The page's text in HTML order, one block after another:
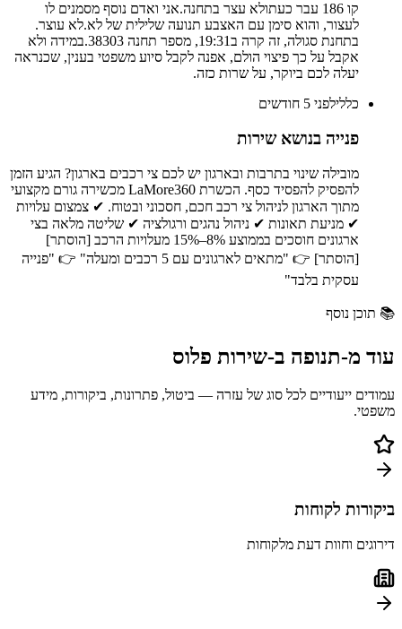
קו 186 עבר כעתולא עצר בתחנה.אני ואדם נוסף מסמנים לו
לעצור, והוא סימן עם האצבע תנועה שלילית של לא.לא עוצר.
בתחנת סגולה, זה קרה ב19:31, מספר תחנה 38303.במידה ולא
אקבל על כך פיצוי הולם, אפנה לקבל סיוע משפטי בענין, שכנראה
יעלה לכם ביוקר, על שרות כזה.
כללילפני 5 חודשים
פנייה בנושא שירות
מובילה שינוי בתרבות ובארגון יש לכם צי רכבים בארגון? הגיע הזמן
להפסיק להפסיד כסף. הכשרת LaMore360 מכשירה גורם מקצועי
מתוך הארגון לניהול צי רכב חכם, חסכוני ובטוח. ✔ צמצום עלויות
✔ מניעת תאונות ✔ ניהול נהגים ורגולציה ✔ שליטה מלאה בצי
ארגונים חוסכים בממוצע 8%–15% מעלויות הרכב [הוסתר]
[הוסתר] 👉 "מתאים לארגונים עם 5 רכבים ומעלה" 👉 "פנייה
עסקית בלבד"
📚 תוכן נוסף
עוד מ-תנופה ב-שירות פלוס
עמודים ייעודיים לכל סוג של עזרה — ביטול, פתרונות, ביקורות, מידע
משפטי.
ביקורות לקוחות
דירוגים וחוות דעת מלקוחות